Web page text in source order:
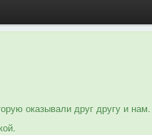
оказывали друг другу и нам.